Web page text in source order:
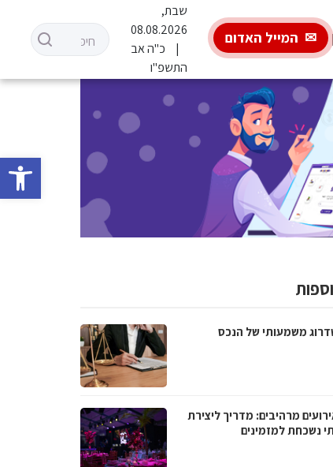
פתח
המייל האדום
שבת,
08.08.2026
כ"ה אב
התשפ"ו
משמעותי של הנכס
מרהיבים: מדריך ליצירת
נשכחת למזמינים